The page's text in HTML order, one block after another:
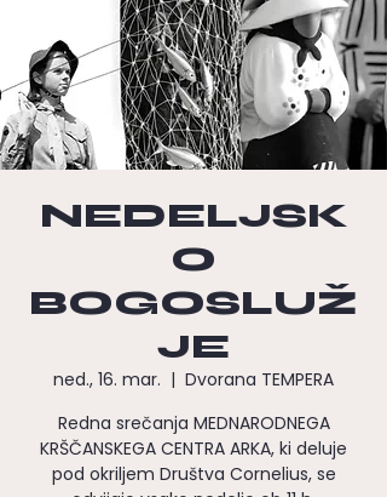
NEDELJSK
O
BOGOSLUŽ
JE
ned., 16. mar.
  |
Dvorana TEMPERA
Redna srečanja MEDNARODNEGA
KRŠČANSKEGA CENTRA ARKA, ki deluje
pod okriljem Društva Cornelius, se